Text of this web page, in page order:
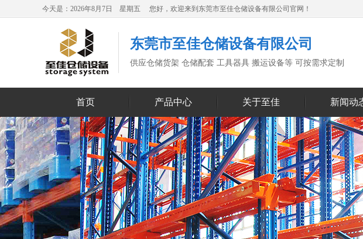
今天是：2026年8月7日 星期五 您好，欢迎来到东莞市至佳仓储设备有限公司官网！
东莞市至佳仓储设备有限公司
供应仓储货架 仓储配套 工具器具 搬运设备等 可按需求定制
首页 产品中心 关于至佳 新闻动